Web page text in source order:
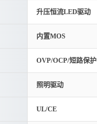
升压恒流LED驱动
内置MOS
OVP/OCP/短路保护
照明驱动
UL/CE